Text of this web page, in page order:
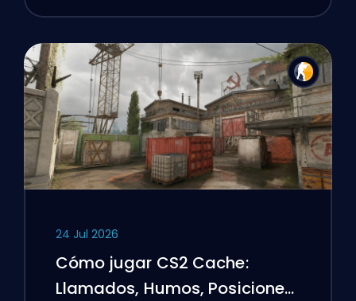
24 Jul 2026
Cómo jugar CS2 Cache:
Llamados, Humos, Posiciones